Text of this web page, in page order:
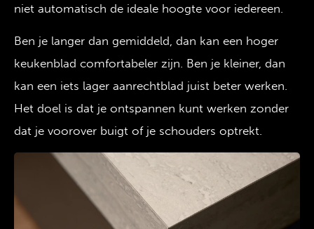
niet automatisch de ideale hoogte voor iedereen.
Ben je langer dan gemiddeld, dan kan een hoger
keukenblad comfortabeler zijn. Ben je kleiner, dan
kan een iets lager aanrechtblad juist beter werken.
Het doel is dat je ontspannen kunt werken zonder
dat je voorover buigt of je schouders optrekt.